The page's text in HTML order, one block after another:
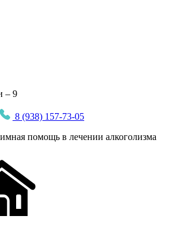
– 9
8 (938) 157-73-05
помощь в лечении алкоголизма